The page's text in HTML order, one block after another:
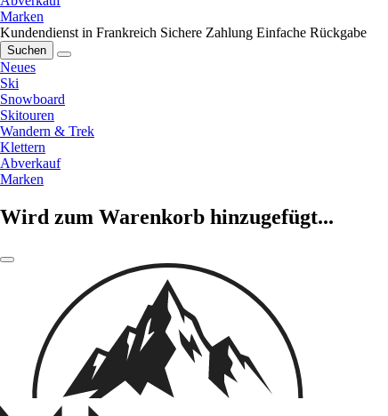
Marken
Kundendienst in Frankreich Sichere Zahlung Einfache Rückgabe
Suchen
Neues
Ski
Snowboard
Skitouren
Wandern & Trek
Klettern
Abverkauf
Marken
Wird zum Warenkorb hinzugefügt...